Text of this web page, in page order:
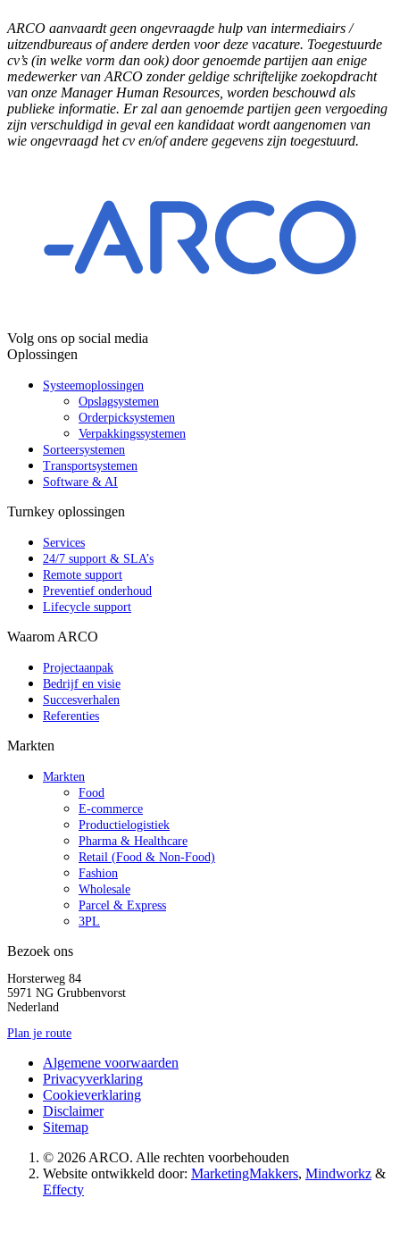
ARCO aanvaardt geen ongevraagde hulp van intermediairs /
uitzendbureaus of andere derden voor deze vacature. Toegestuurde
cv’s (in welke vorm dan ook) door genoemde partijen aan enige
medewerker van ARCO zonder geldige schriftelijke zoekopdracht
van onze Manager Human Resources, worden beschouwd als
publieke informatie. Er zal aan genoemde partijen geen vergoeding
zijn verschuldigd in geval een kandidaat wordt aangenomen van
wie ongevraagd het cv en/of andere gegevens zijn toegestuurd.
Volg ons op social media
Oplossingen
Systeemoplossingen
Opslagsystemen
Orderpicksystemen
Verpakkingssystemen
Sorteersystemen
Transportsystemen
Software & AI
Turnkey oplossingen
Services
24/7 support & SLA’s
Remote support
Preventief onderhoud
Lifecycle support
Waarom ARCO
Projectaanpak
Bedrijf en visie
Succesverhalen
Referenties
Markten
Markten
Food
E-commerce
Productielogistiek
Pharma & Healthcare
Retail (Food & Non-Food)
Fashion
Wholesale
Parcel & Express
3PL
Bezoek ons
Horsterweg 84
5971 NG Grubbenvorst
Nederland
Plan je route
Algemene voorwaarden
Privacyverklaring
Cookieverklaring
Disclaimer
Sitemap
© 2026 ARCO. Alle rechten voorbehouden
Website ontwikkeld door: MarketingMakkers, Mindworkz &
Effecty